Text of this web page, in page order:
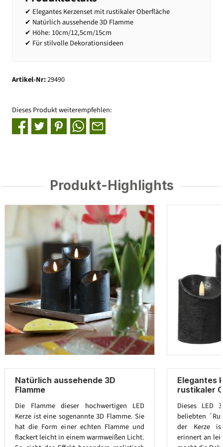
✔ Elegantes Kerzenset mit rustikaler Oberfläche
✔ Natürlich aussehende 3D Flamme
✔ Höhe: 10cm/12,5cm/15cm
✔ Für stilvolle Dekorationsideen
Artikel-Nr:29490
Dieses Produkt weiterempfehlen:
Produkt-Highlights
Natürlich aussehende 3D
Flamme
Die Flamme dieser hochwertigen LED
Kerze ist eine sogenannte 3D Flamme. Sie
hat die Form einer echten Flamme und
flackert leicht in einem warmweißen Licht.
Elegantes
rustikaler
Dieses LED
beliebten
der Kerze
erinnert an